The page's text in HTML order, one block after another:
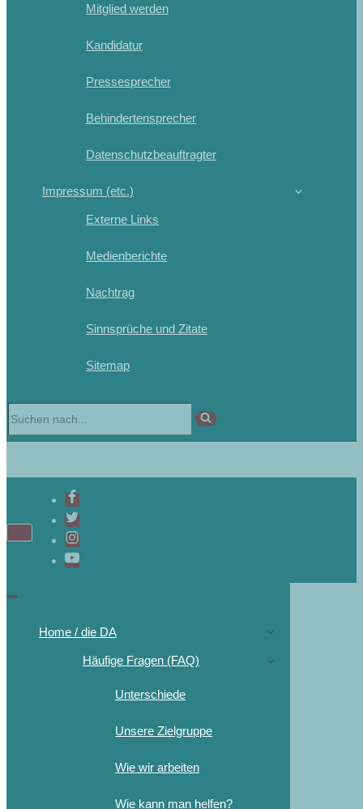
Mitglied werden
Kandidatur
Pressesprecher
Behindertensprecher
Datenschutzbeauftragter
Impressum (etc.)
Externe Links
Medienberichte
Nachtrag
Sinnsprüche und Zitate
Sitemap
Home / die DA
Häufige Fragen (FAQ)
Unterschiede
Unsere Zielgruppe
Wie wir arbeiten
Wie kann man helfen?